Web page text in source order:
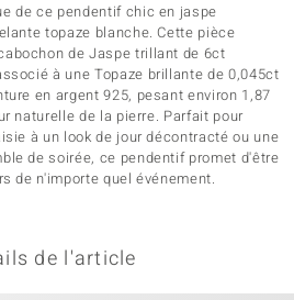
de ce pendentif chic en jaspe
topaze blanche. Cette pièce
de Jaspe trillant de 6ct
à une Topaze brillante de 0,045ct
en argent 925, pesant environ 1,87
naturelle de la pierre. Parfait pour
à un look de jour décontracté ou une
de soirée, ce pendentif promet d'être
de n'importe quel événement.
de l'article